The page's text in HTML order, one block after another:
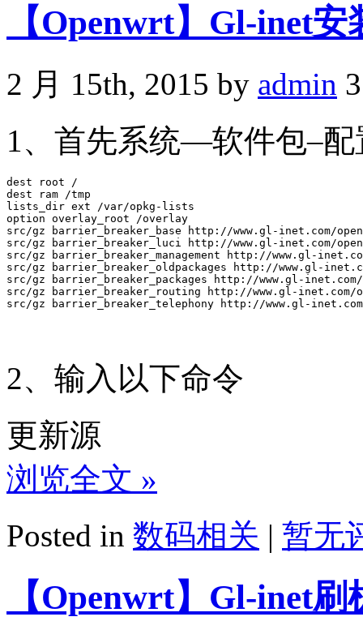
【Openwrt】Gl-inet
2 月 15th, 2015 by admin
1、首先系统—软件包–
dest root /
dest ram /tmp
lists_dir ext /var/opkg-lists
option overlay_root /overlay
src/gz barrier_breaker_base http://www.gl-inet.com/
src/gz barrier_breaker_luci http://www.gl-inet.com/
src/gz barrier_breaker_management http://www.gl-
src/gz barrier_breaker_oldpackages http://www.gl-
src/gz barrier_breaker_packages http://www.gl-inet.com/
src/gz barrier_breaker_routing http://www.gl-inet.com/
2、输入以下命令
更新源
浏览全文 »
Posted in 数码相关 | 暂无
【Openwrt】Gl-inet